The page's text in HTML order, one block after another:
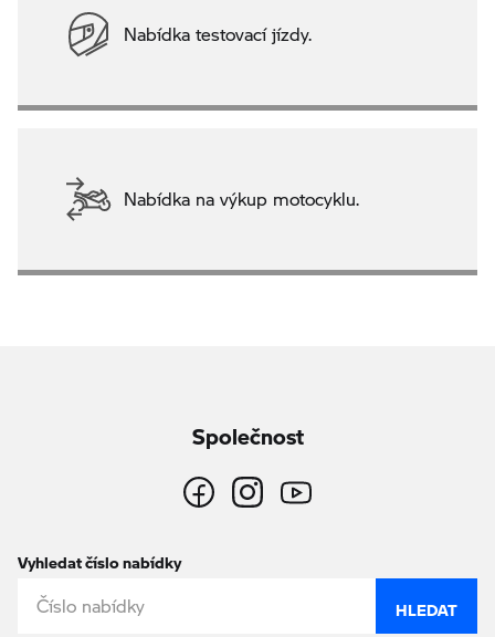
Nabídka testovací jízdy.
Nabídka na výkup motocyklu.
Společnost
Vyhledat číslo nabídky
HLEDAT